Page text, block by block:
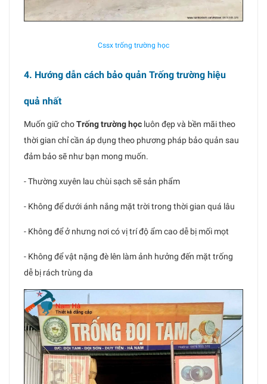
Cssx trống trường học
4. Hướng dẫn cách bảo quản Trống trường hiệu
quả nhất
Muốn giữ choTrống trường học luôn đẹp và bền mãi theo
thời gian chỉ cần áp dụng theo phương pháp bảo quản sau
đảm bảo sẽ như bạn mong muốn.
- Thường xuyên lau chùi sạch sẽ sản phẩm
- Không để dưới ánh nắng mặt trời trong thời gian quá lâu
- Không để ở nhưng nơi có vị trí độ ẩm cao dễ bị mối mọt
- Không để vật nặng đè lên làm ảnh hưởng đến mặt trống
dễ bị rách trùng da